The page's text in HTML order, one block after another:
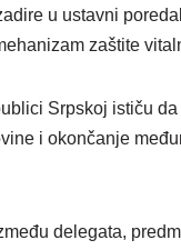
u ustavni
zaštite
Srpskoj ističu
i okončanje
delegata,